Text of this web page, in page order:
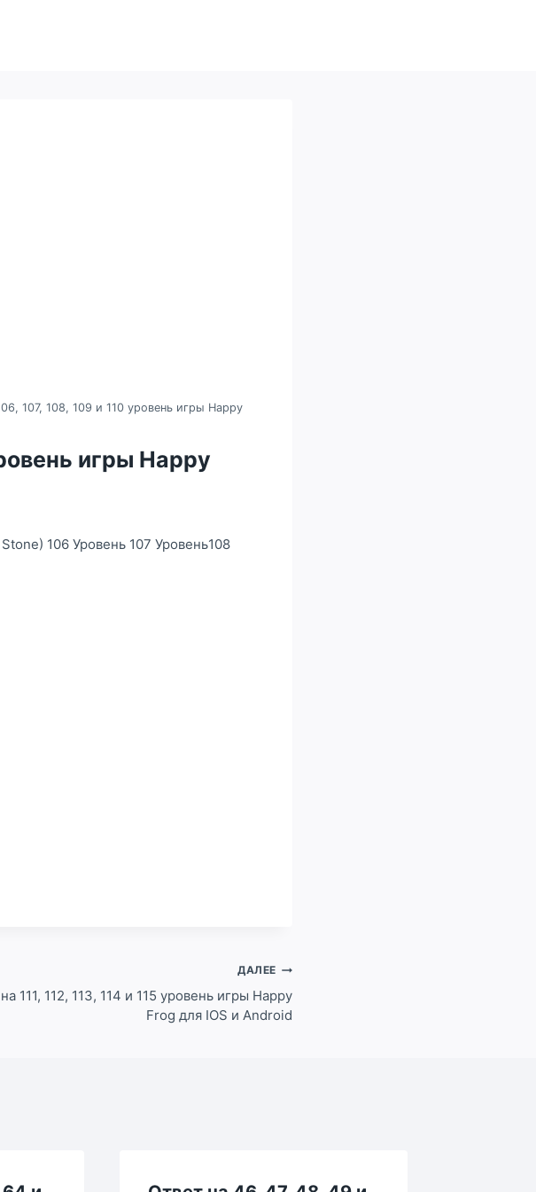
107, 108, 109 и 110 уровень игры Happy
игры Happy
106 Уровень 107 Уровень108
ДАЛЕЕ
111, 112, 113, 114 и 115 уровень игры Happy
Frog для IOS и Android